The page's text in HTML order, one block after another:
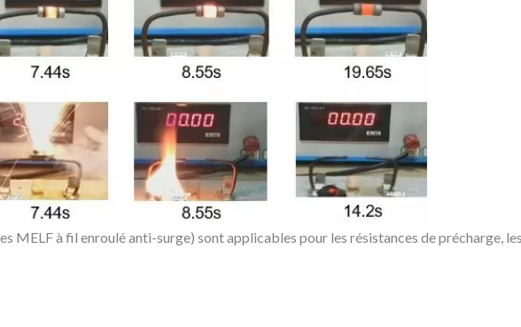
MELF à fil enroulé anti-surge) sont applicables pour les résistances de précharge,